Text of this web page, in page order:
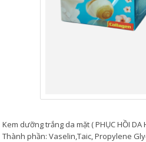
Kem dưỡng trắng da mặt ( PHỤC HỒI DA
Thành phần: Vaselin,Taic, Propylene